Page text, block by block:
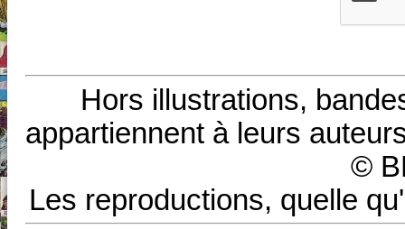
Hors illustrations,
appartiennent à leurs
©
Les reproductions, quelle